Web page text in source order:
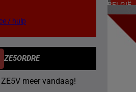
/ hulp
ZE5ORDRE
ZE5V meer vandaag!
BELGIË
ZWEDEN
2
4
14/04/